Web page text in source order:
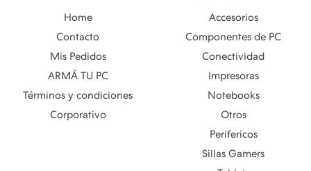
Home
Contacto
Mis Pedidos
ARMÁ TU PC
Términos y condiciones
Corporativo
Accesorios
Componentes de PC
Conectividad
Impresoras
Notebooks
Otros
Perifericos
Sillas Gamers